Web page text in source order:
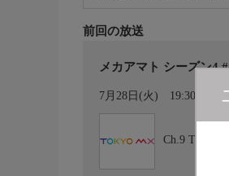
前回の放送
メカアマト シーズン4
7月28日(火) 19:30〜
Ch.9